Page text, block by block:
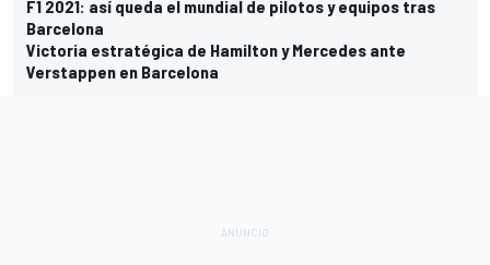
F1 2021: así queda el mundial de pilotos y equipos tras
Barcelona
Victoria estratégica de Hamilton y Mercedes ante
Verstappen en Barcelona